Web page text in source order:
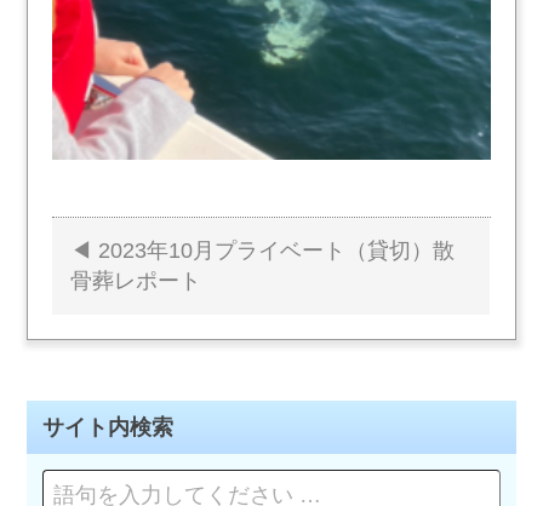
投
ビ
ゲ
2023年10月プライベート（貸切）散
骨葬レポート
サイト内検索
ペ